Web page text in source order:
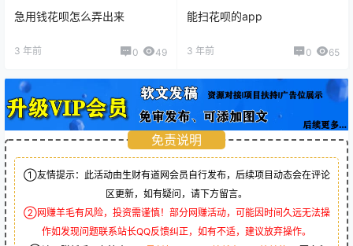
急用钱花呗怎么弄出来
3 年前 0 49
能扫花呗的app
3 年前 0 65
免责说明
①友情提示：此活动由生财有道网会员自行发布，后续项目动态会在评论
区更新，如有疑问，请下方留言。
②网赚羊毛有风险，投资需谨慎！部分网赚活动，可能因时间久远无法操
作如发现问题联系站长QQ反馈纠正，如有不适，建议放弃操作。